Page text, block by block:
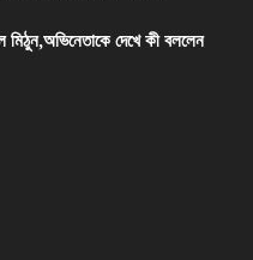
মিঠুন,অভিনেতাকে দেখে কী বললেন